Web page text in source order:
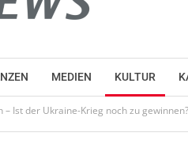
MEDIEN KULTUR
– Ist der Ukraine-Krieg noch zu gewinnen?